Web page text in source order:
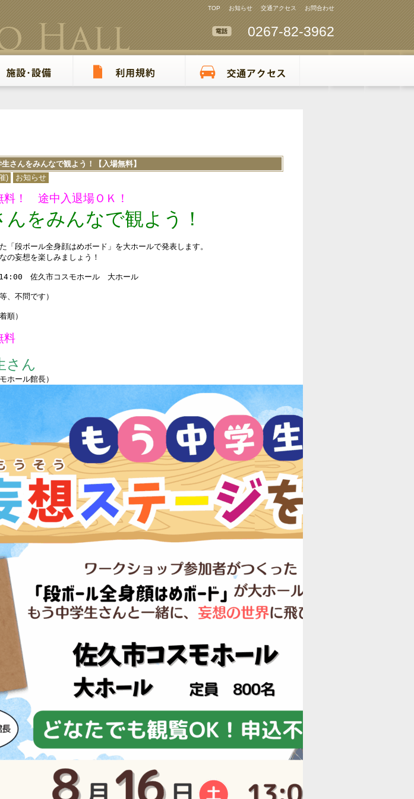
TOP お知らせ 交通アクセス お問合わせ
0267-82-3962
さんをみんなで観よう！【入場無料】
) お知らせ
！ 途中入退場ＯＫ！
んをみんなで観よう！
「段ボール全身顔はめボード」を大ホールで発表します。
の妄想を楽しみましょう！
佐久市コスモホール 大ホール
、不問です）
順）
料
さん
ホール館長）